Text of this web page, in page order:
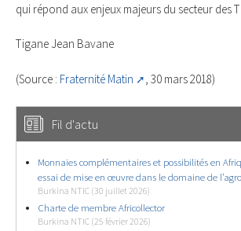
qui répond aux enjeux majeurs du secteur des
Tigane Jean Bavane
(Source : Fraternité Matin , 30 mars 2018)
Fil d'actu
Monnaies complémentaires et possibilités en
essai de mise en œuvre dans le domaine de
Burkina NTIC (30 juillet 2026)
Charte de membre Africollector
Burkina NTIC (25 février 2026)